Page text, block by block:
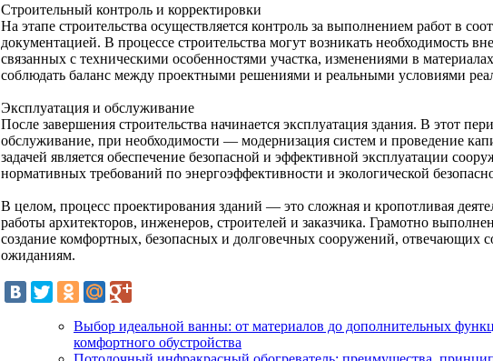
Строительный контроль и корректировки
На этапе строительства осуществляется контроль за выполнением работ в
документацией. В процессе строительства могут возникать необходимость
связанных с техническими особенностями участка, изменениями в
соблюдать баланс между проектными решениями и реальными условиями
Эксплуатация и обслуживание
После завершения строительства начинается эксплуатация здания. В этот
обслуживание, при необходимости — модернизация систем и проведение
задачей является обеспечение безопасной и эффективной эксплуатации
нормативных требований по энергоэффективности и экологической
В целом, процесс проектирования зданий — это сложная и кропотливая
работы архитекторов, инженеров, строителей и заказчика. Грамотно
создание комфортных, безопасных и долговечных сооружений, отвечающих
ожиданиям.
Выбор идеальной ванны: от материалов до дополнительных
комфортного обустройства